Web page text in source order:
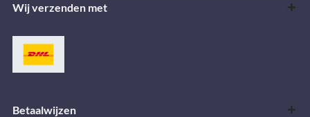
Wij verzenden met
Betaalwijzen